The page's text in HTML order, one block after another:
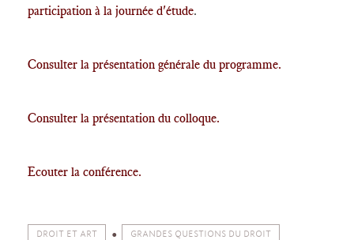
participation à la journée d'étude.
Consulter la présentation générale du programme.
Consulter la présentation du colloque.
Ecouter la conférence.
DROIT ET ART GRANDES QUESTIONS DU DROIT